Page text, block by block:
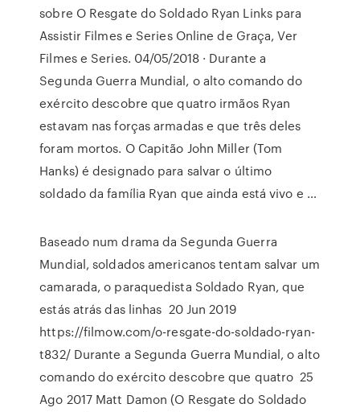
sobre O Resgate do Soldado Ryan Links para
Assistir Filmes e Series Online de Graça, Ver
Filmes e Series. 04/05/2018 · Durante a
Segunda Guerra Mundial, o alto comando do
exército descobre que quatro irmãos Ryan
estavam nas forças armadas e que três deles
foram mortos. O Capitão John Miller (Tom
Hanks) é designado para salvar o último
soldado da família Ryan que ainda está vivo e …
Baseado num drama da Segunda Guerra
Mundial, soldados americanos tentam salvar um
camarada, o paraquedista Soldado Ryan, que
estás atrás das linhas 20 Jun 2019
https://filmow.com/o-resgate-do-soldado-ryan-
t832/ Durante a Segunda Guerra Mundial, o alto
comando do exército descobre que quatro 25
Ago 2017 Matt Damon (O Resgate do Soldado